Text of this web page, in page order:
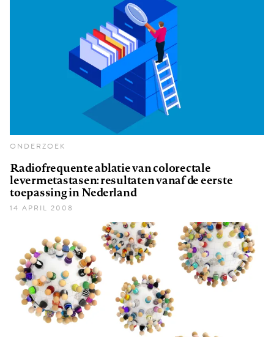
ONDERZOEK
Radiofrequente ablatie van colorectale
levermetastasen: resultaten vanaf de eerste
toepassing in Nederland
14 APRIL 2008